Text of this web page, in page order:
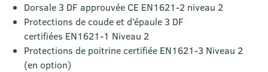
Dorsale 3 DF approuvée CE EN1621-2 niveau 2
Protections de coude et d’épaule 3 DF
certifiées EN1621-1 Niveau 2
Protections de poitrine certifiée EN1621-3 Niveau 2
(en option)